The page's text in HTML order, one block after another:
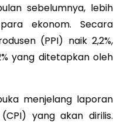
sebelumnya, lebih
ekonom. Secara
(PPI) naik 2,2%,
yang ditetapkan oleh
menjelang laporan
yang akan dirilis.